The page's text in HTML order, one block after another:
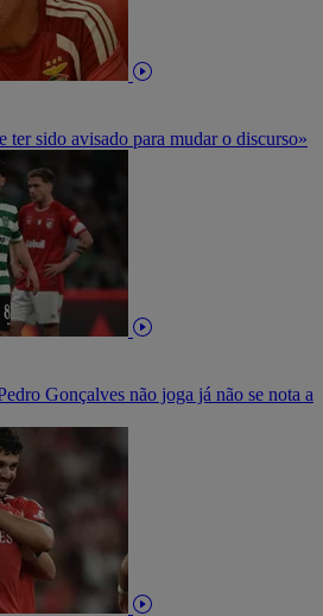
ter sido avisado para mudar o discurso»
Gonçalves não joga já não se nota a